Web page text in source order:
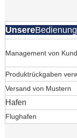
Unsere
Management von
Produktrückgaben
Versand von Mustern
Hafen
Flughafen